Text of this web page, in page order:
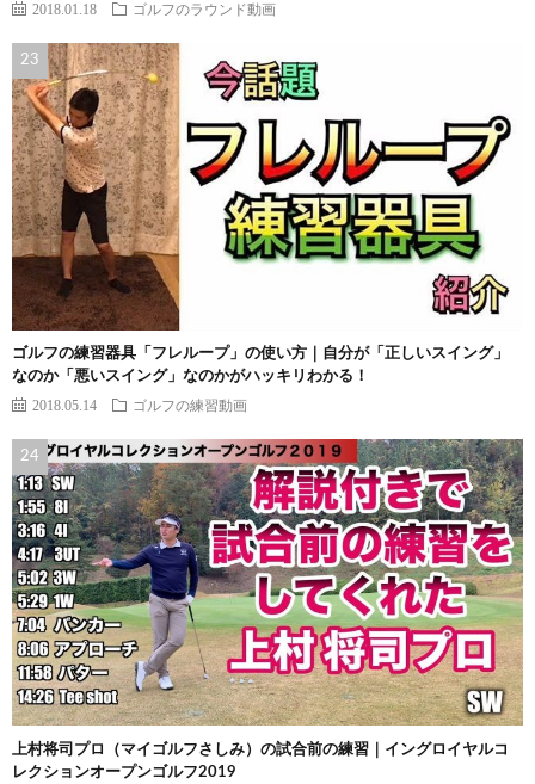
2018.01.18 ゴルフのラウンド動画
ゴルフの練習器具「フレループ」の使い方｜自分が「正しいスイング」
なのか「悪いスイング」なのかがハッキリわかる！
2018.05.14 ゴルフの練習動画
上村将司プロ（マイゴルフさしみ）の試合前の練習｜イングロイヤルコ
レクションオープンゴルフ2019